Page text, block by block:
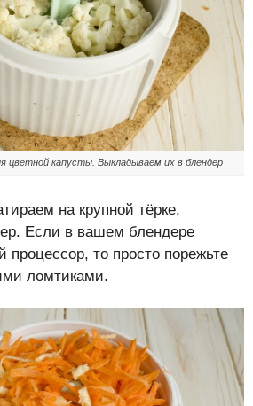
цветной капусты. Выкладываем их в блендер
на крупной тёрке,
Если в вашем блендере
то просто порежьте
ломтиками.